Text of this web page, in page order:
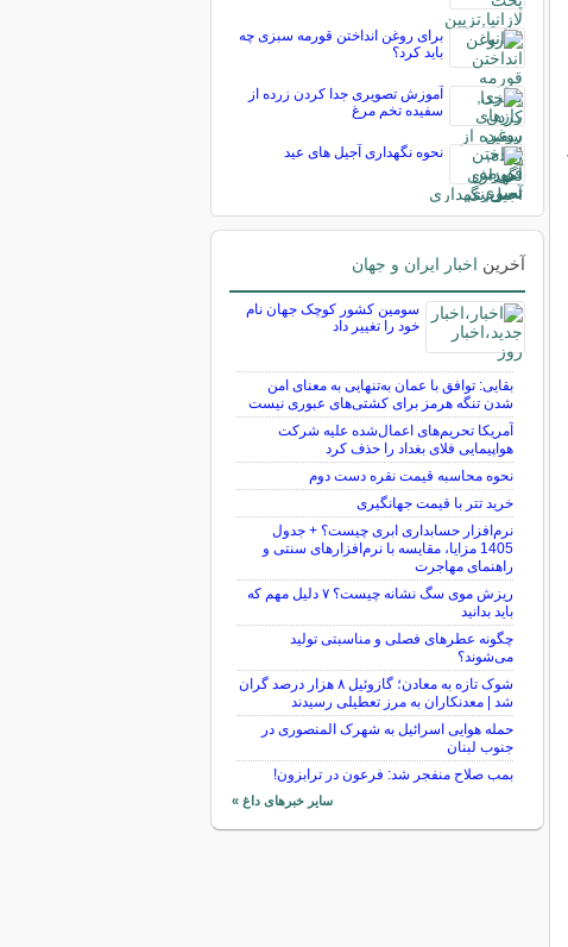
برای روغن انداختن قورمه سبزی چه
باید کرد؟
آموزش تصویری جدا کردن زرده از
سفیده تخم مرغ
نحوه نگهداری آجیل های عید
آخرین اخبار ایران و جهان
سومین کشور کوچک جهان نام
خود را تغییر داد
بقایی: توافق با عمان به‌تنهایی به معنای امن
شدن تنگه هرمز برای کشتی‌های عبوری نیست
آمریکا تحریم‌های اعمال‌شده علیه شرکت
هواپیمایی فلای بغداد را حذف کرد
نحوه محاسبه قیمت نقره دست دوم
خرید تتر با قیمت جهانگیری
نرم‌افزار حسابداری ابری چیست؟ + جدول
1405 مزایا، مقایسه با نرم‌افزارهای سنتی و
راهنمای مهاجرت
ریزش موی سگ نشانه چیست؟ ۷ دلیل مهم که
باید بدانید
چگونه عطرهای فصلی و مناسبتی تولید
می‌شوند؟
شوک تازه به معادن؛ گازوئیل ۸ هزار درصد گران
شد | معدنکاران به مرز تعطیلی رسیدند
حمله هوایی اسرائیل به شهرک المنصوری در
جنوب لبنان
بمب صلاح منفجر شد: فرعون در ترابزون!
سایر خبرهای داغ »